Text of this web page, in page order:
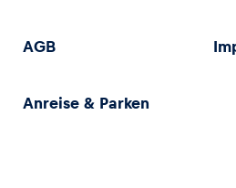
AGB
Anreise & Parken